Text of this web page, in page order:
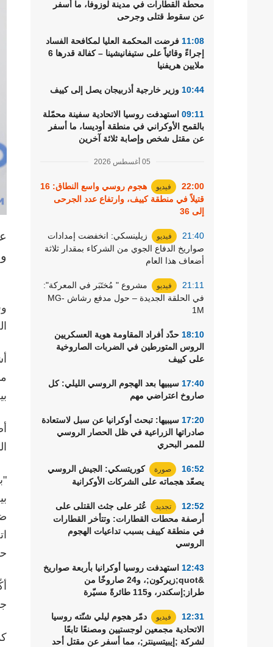
رياضة
محطة القطارات في مدينة لوزوفا، ما أسفر
عن سقوط قتلى وجرحى
11:08 فرضت المحكمة العليا لمكافحة الفساد
إجراءً وقائياً على ستيفانيشينا – كفالة قدرها 6
ملايين هريفنيا
10:44 وزير خارجية أذربيجان يصل إلى كييف
09:11 استهدفت روسيا الاتحادية سفينة محمّلة
بالقمح الأوكراني في منطقة أوديسا، ما أسفر
عن مقتل شخص وإصابة ثلاثة آخرين
05 أغسطس 2026
22:00 فيديو
هجوم روسي واسع النطاق: 16
قتيلاً في منطقة كييف، وارتفاع عدد الجرحى
إلى 36
21:40 فيديو
زيلينسكي: انخفضت إمدادات
صواريخ الدفاع الجوي من الشركاء بمقدار ثلاثة
أضعاف هذا العام
21:11 فيديو
مشروع " مُختَبَر في المعركة":
في الحلقة الجديدة – حول مدفع رشاش MG-
1M
18:10 حدّد أفراد المقاومة هوية العسكريين
الروس المتورطين في الضربات الصاروخية
على كييف
17:40 سيبيها بعد الهجوم الروسي الليلي: كل
صاروخ اعتراضي مهم
17:20 سيبيها: تبحث أوكرانيا عن سبل لاستعادة
صادراتها الزراعية في ظل الحصار الروسي
للممر البحري
16:52 صورة
كوريتسكي: الجيش الروسي
يصعّد هجماته على الشركات الأوكرانية
12:52 تجديد
عُثر على جثث القتلى على
أرصفة محطات القطارات: وتتأخر القطارات
في منطقة كييف بسبب تداعيات الهجوم
الروسي
12:43 استهدفت روسيا أوكرانيا بأربعة صواريخ
&quot;زيركون;، و24 صاروخًا من
طراز;إسكندر، و115 طائرةً مسيّرة
12:31 فيديو
دمّر هجوم ليلي شنّته روسيا
الاتحادية مجمعين لوجستيين ومصنعًا تابعًا
لشركة ;إيبيتسينتر;، مما أسفر عن مقتل أحد